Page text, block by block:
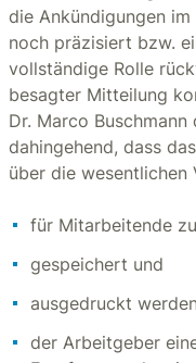
die Ankündigungen
noch präzisiert bzw.
vollständige Rolle
besagter Mitteilung
Dr. Marco
dahingehend, dass
über die wesentlichen
für Mitarbeitende
gespeichert und
ausgedruckt
der Arbeitgeber